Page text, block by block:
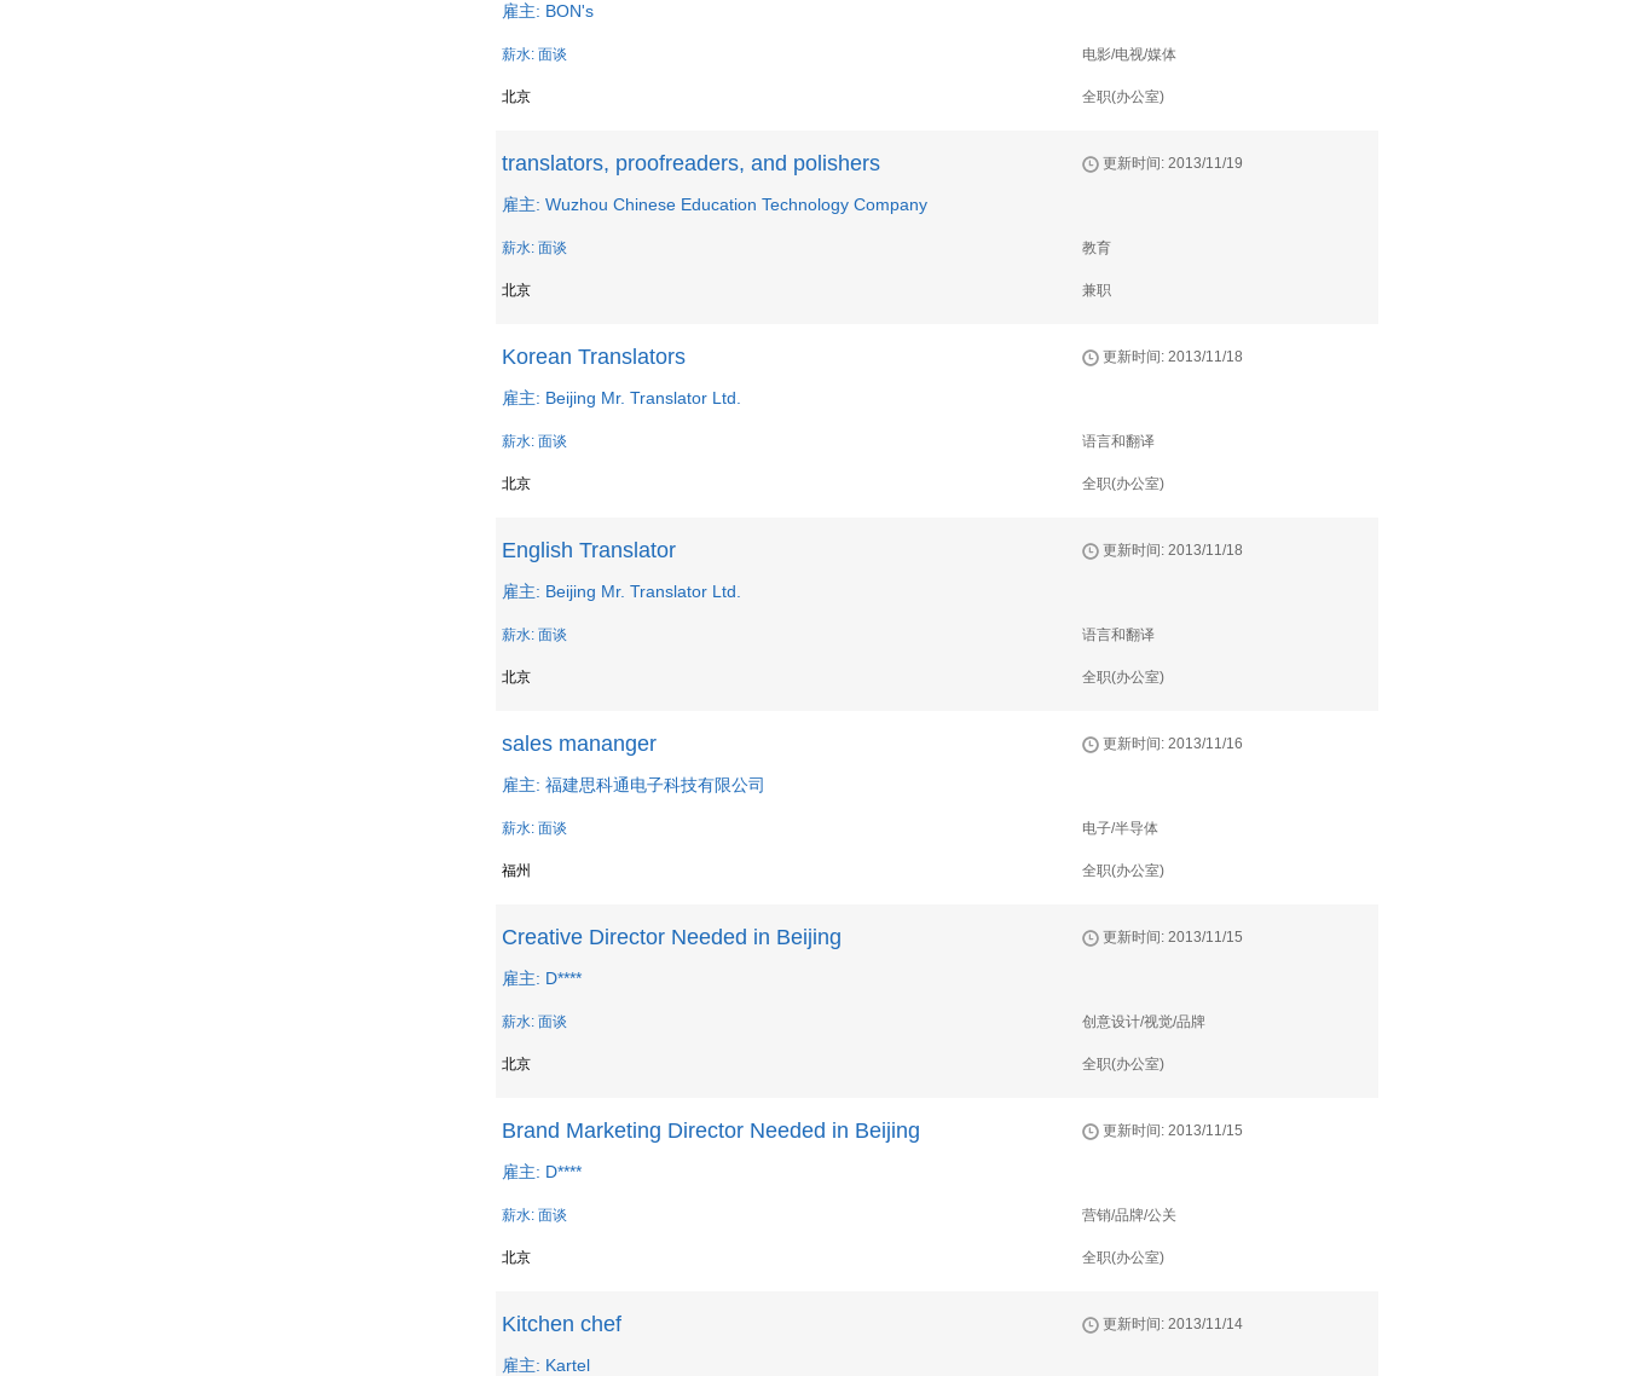
雇主: BON's
薪水: 面谈 电影/电视/媒体
北京 全职(办公室)
translators, proofreaders, and polishers 更新时间: 2013/11/19
雇主: Wuzhou Chinese Education Technology Company
薪水: 面谈 教育
北京 兼职
Korean Translators 更新时间: 2013/11/18
雇主: Beijing Mr. Translator Ltd.
薪水: 面谈 语言和翻译
北京 全职(办公室)
English Translator 更新时间: 2013/11/18
雇主: Beijing Mr. Translator Ltd.
薪水: 面谈 语言和翻译
北京 全职(办公室)
sales mananger 更新时间: 2013/11/16
雇主: 福建思科通电子科技有限公司
薪水: 面谈 电子/半导体
福州 全职(办公室)
Creative Director Needed in Beijing 更新时间: 2013/11/15
雇主: D****
薪水: 面谈 创意设计/视觉/品牌
北京 全职(办公室)
Brand Marketing Director Needed in Beijing 更新时间: 2013/11/15
雇主: D****
薪水: 面谈 营销/品牌/公关
北京 全职(办公室)
Kitchen chef 更新时间: 2013/11/14
雇主: Kartel